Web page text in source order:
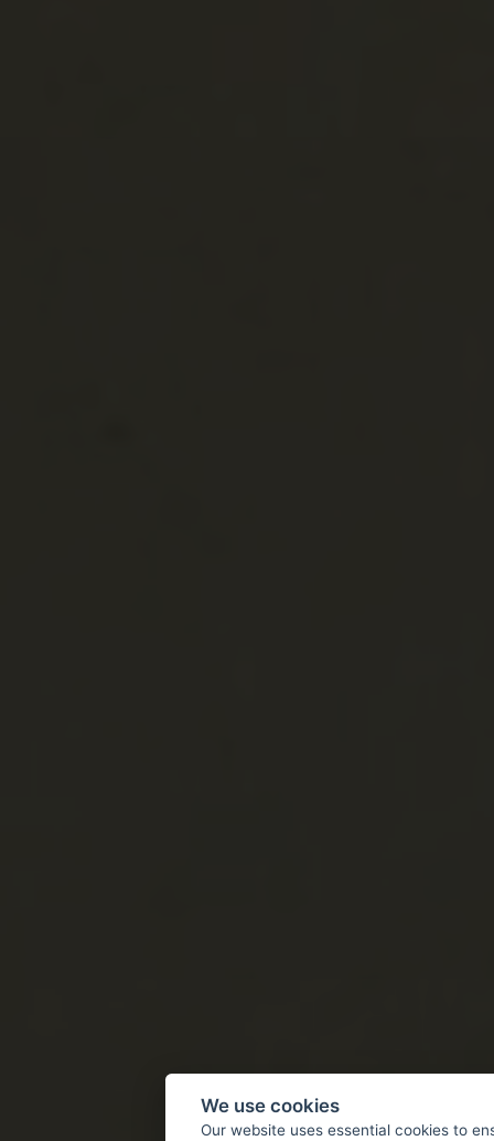
We use cookies
Our website uses essential cookies to